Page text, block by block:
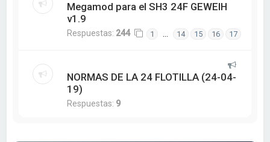
Megamod para el SH3 24F GEWEIH
v1.9
Respuestas: 244 1 … 14 15 16 17
NORMAS DE LA 24 FLOTILLA (24-04-
19)
Respuestas: 9